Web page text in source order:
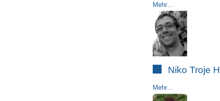
Mehr…
Niko Troje
Mehr…